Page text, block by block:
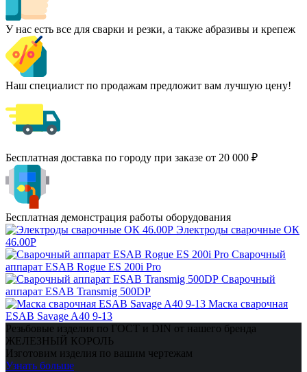
У нас есть все для сварки и резки, а также абразивы и крепеж
Наш специалист по продажам предложит вам лучшую цену!
Бесплатная доставка по городу при заказе от 20 000 ₽
Бесплатная демонстрация работы оборудования
Электроды сварочные ОК
46.00Р
Сварочный
аппарат ESAB Rogue ES 200i Pro
Сварочный
аппарат ESAB Transmig 500DP
Маска сварочная
ESAB Savage A40 9-13
Резьбовые изделия по ГОСТ и DIN от нашего бренда
ЖЕЛЕЗНЫЙ КОРОЛЬ
Изготовим изделия по вашим чертежам
Узнать больше